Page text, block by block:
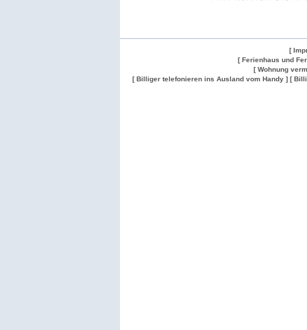
[
[ Ferienhaus und
[ Wohnung
[ Billiger telefonieren ins Ausland vom Handy ] [